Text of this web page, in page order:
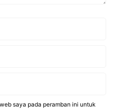
saya pada peramban ini untuk